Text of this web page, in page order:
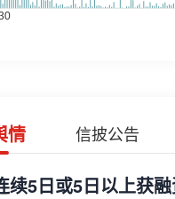
情 信披公告
续5日或5日以上获